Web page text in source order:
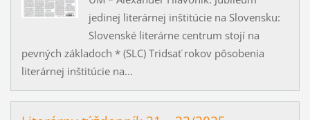
jedinej literárnej inštitúcie na Slovensku:
Slovenské literárne centrum stojí na
pevných základoch * (SLC) Tridsať rokov pôsobenia
literárnej inštitúcie na...